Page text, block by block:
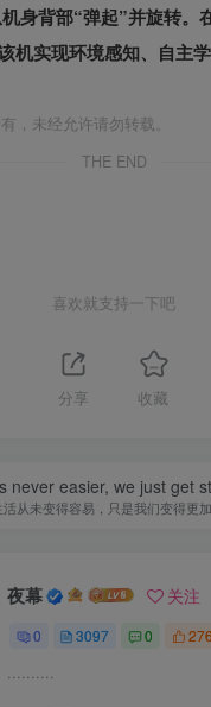
身背部“弹起”并旋转。
机实现环境感知、自主
，未经允许请勿转载。
THE END
喜欢就支持一下吧
分享 收藏
never easier, we just get
活从未变得容易，只是我们变得更
夜幕 关注
0 3097 0
..........